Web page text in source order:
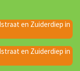
en Zuiderdiep in
en Zuiderdiep in